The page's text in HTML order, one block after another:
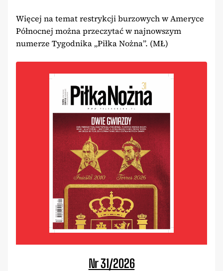
Więcej na temat restrykcji burzowych w Ameryce
Północnej można przeczytać w najnowszym
numerze Tygodnika „Piłka Nożna”. (MŁ)
Nr 31/2026